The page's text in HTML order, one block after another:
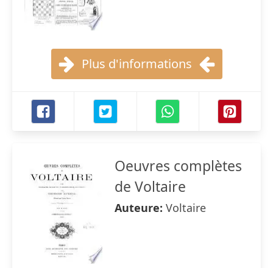
Plus d'informations
Oeuvres complètes
de Voltaire
Auteure: Voltaire